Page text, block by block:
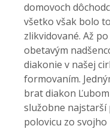
domovoch
všetko však bolo
zlikvidované. Až
obetavým
diakonie v našej
formovaním.
brat diakon
služobne
polovicu zo